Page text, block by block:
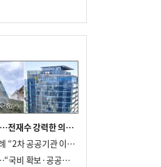
력’ 시의원 윤리
고접수
與가 막은 ‘산은 부산행’…전재수 강력한 의지 표명 없인 공염불
전재수·이성권, 첫 상견례 “2차 공공기관 이전 초당 협력”(종합)
전재수·이성권 첫 회동…“국비 확보·공공기관 이전 협력”